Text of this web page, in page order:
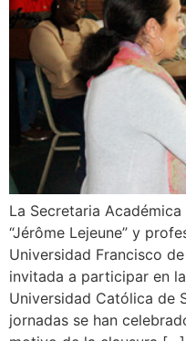
La Secretaria
“Jérôme Lejeune” y
Universidad Francisco
invitada a participar en
Universidad Católica de
jornadas se han